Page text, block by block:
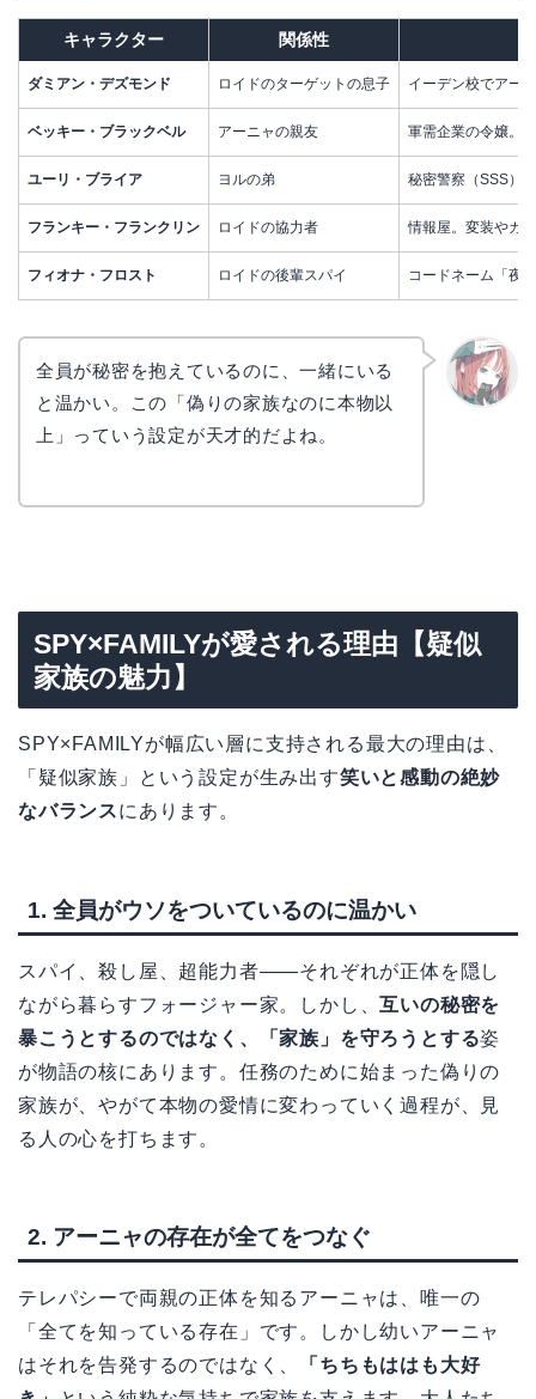
キャラクター 関係性
ダミアン・デズモンド ロイドのターゲットの息子 イーデン校でアー
ベッキー・ブラックベル アーニャの親友 軍需企業の令嬢。
ユーリ・ブライア ヨルの弟 秘密警察（SSS）
フランキー・フランクリン ロイドの協力者 情報屋。変装やガ
フィオナ・フロスト ロイドの後輩スパイ コードネーム「夜
全員が秘密を抱えているのに、一緒にいる
と温かい。この「偽りの家族なのに本物以
上」っていう設定が天才的だよね。
SPY×FAMILYが愛される理由【疑似
家族の魅力】
SPY×FAMILYが幅広い層に支持される最大の理由は、
「疑似家族」という設定が生み出す笑いと感動の絶妙
なバランスにあります。
1. 全員がウソをついているのに温かい
スパイ、殺し屋、超能力者――それぞれが正体を隠し
ながら暮らすフォージャー家。しかし、互いの秘密を
暴こうとするのではなく、「家族」を守ろうとする姿
が物語の核にあります。任務のために始まった偽りの
家族が、やがて本物の愛情に変わっていく過程が、見
る人の心を打ちます。
2. アーニャの存在が全てをつなぐ
テレパシーで両親の正体を知るアーニャは、唯一の
「全てを知っている存在」です。しかし幼いアーニャ
はそれを告発するのではなく、
「ちちもははも大好